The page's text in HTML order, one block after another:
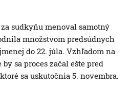
sudkyňu menoval samotný
množstvom predsúdnych
do 22. júla. Vzhľadom na
sa proces začal ešte pred
sa uskutočnia 5. novembra.